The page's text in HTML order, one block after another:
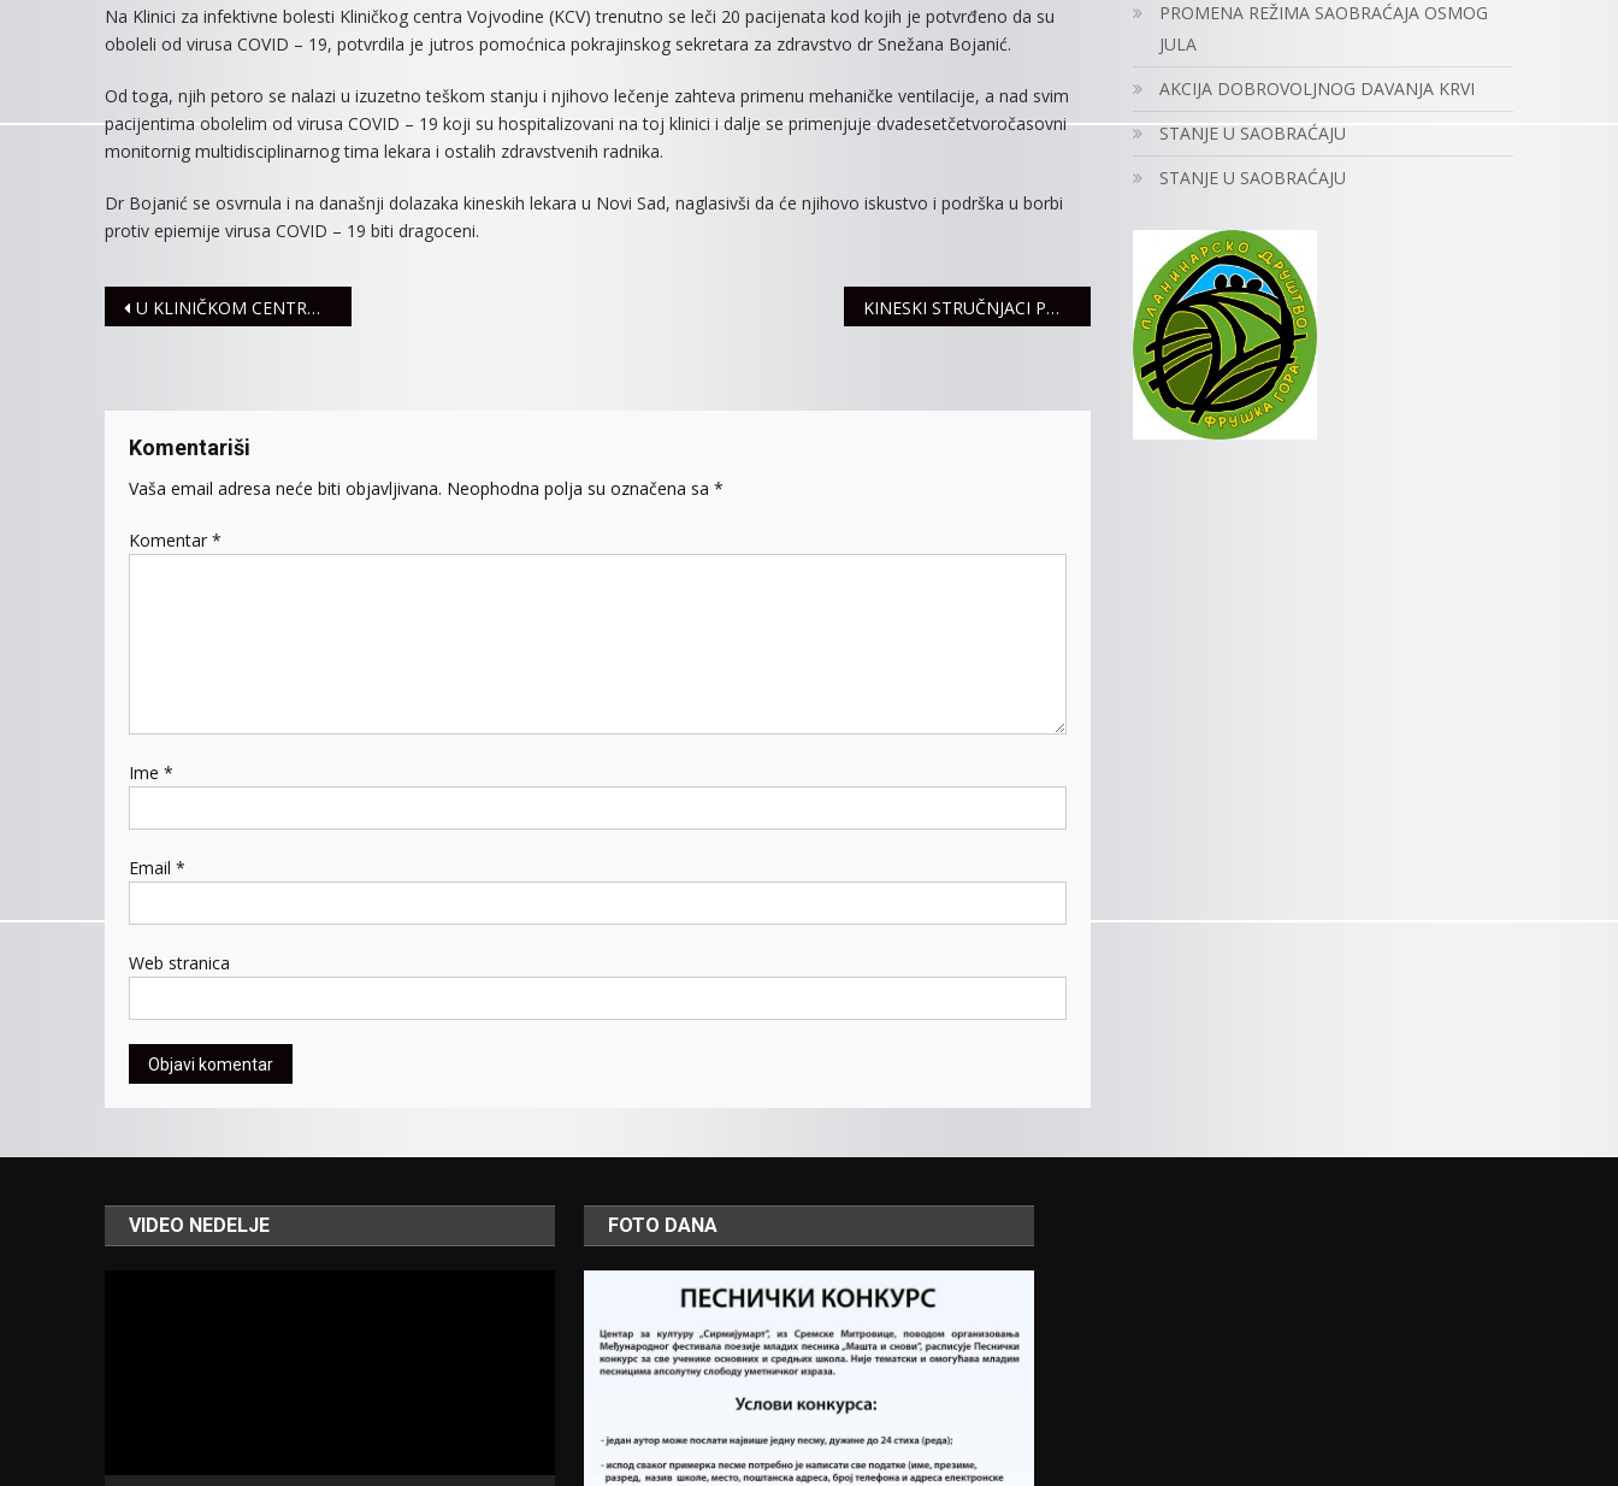
LEČENjU
U
TRENUTNO
SE
NALAZI
PACIJENATA
Na Klinici za infektivne bolesti Kliničkog centra Vojvodine (KCV) trenutno se leči 20 pacijenata kod kojih je potvrđeno da su
oboleli od virusa COVID – 19, potvrdila je jutros pomoćnica pokrajinskog sekretara za zdravstvo dr Snežana Bojanić.
Od toga, njih petoro se nalazi u izuzetno teškom stanju i njihovo lečenje zahteva primenu mehaničke ventilacije, a nad svim
pacijentima obolelim od virusa COVID – 19 koji su hospitalizovani na toj klinici i dalje se primenjuje dvadesetčetvoročasovni
monitornig multidisciplinarnog tima lekara i ostalih zdravstvenih radnika.
Dr Bojanić se osvrnula i na današnji dolazaka kineskih lekara u Novi Sad, naglasivši da će njihovo iskustvo i podrška u borbi
protiv epiemije virusa COVID – 19 biti dragoceni.
Navigacija
U KLINIČKOM CENTRU VOJVODINE LEČI SE 14 PACIJENATA KINESKI STRUČNJACI POSETILI KLINIČKI CENTAR VOJVODINE
Komentariši
Vaša email adresa neće biti objavljivana. Neophodna polja su označena sa *
Komentar *
Ime *
Email *
Web stranica
PROMENA REŽIMA SAOBRAĆAJA OSMOG
JULA
AKCIJA DOBROVOLJNOG DAVANJA KRVI
STANJE U SAOBRAĆAJU
STANJE U SAOBRAĆAJU
VIDEO NEDELJE FOTO DANA